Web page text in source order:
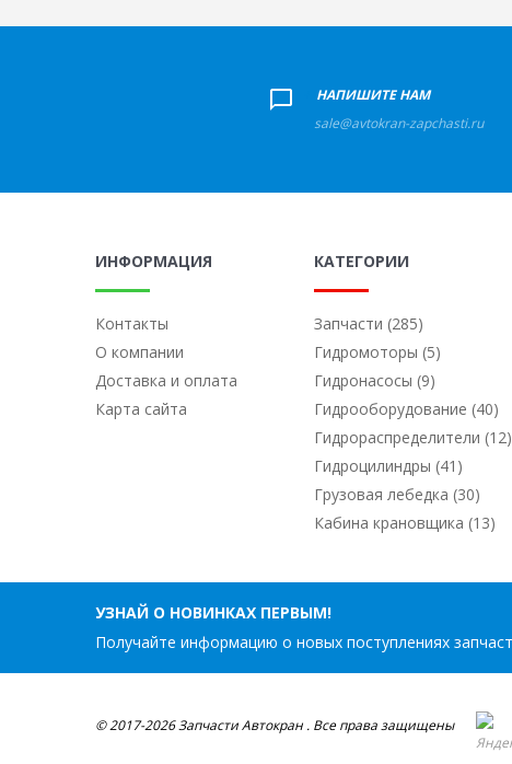
НАПИШИТЕ НАМ
sale@avtokran-zapchasti.ru
ИНФОРМАЦИЯ
Контакты
О компании
Доставка и оплата
Карта сайта
КАТЕГОРИИ
Запчасти (285)
Гидромоторы (5)
Гидронасосы (9)
Гидрооборудование (40)
Гидрораспределители (12)
Гидроцилиндры (41)
Грузовая лебедка (30)
Кабина крановщика (13)
УЗНАЙ О НОВИНКАХ ПЕРВЫМ!
Получайте информацию о новых поступлениях
© 2017-2026 Запчасти Автокран . Все права защищены